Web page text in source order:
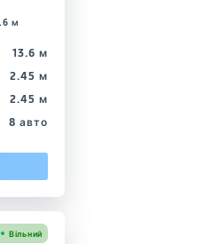
м
13.6 м
2.45 м
2.45 м
8 авто
Вільний